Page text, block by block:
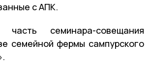
с АПК.
часть семинара-совещания
семейной фермы сампурского